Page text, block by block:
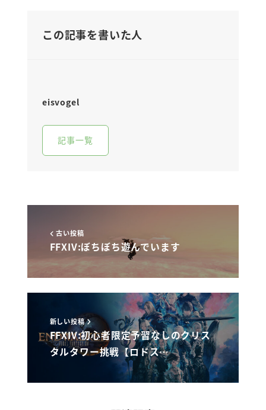
この記事を書いた人
eisvogel
記事一覧
古い投稿
FFXIV:ぼちぼち遊んでいます
新しい投稿
FFXIV:初心者限定予習なしのクリス
タルタワー挑戦【ロドス…